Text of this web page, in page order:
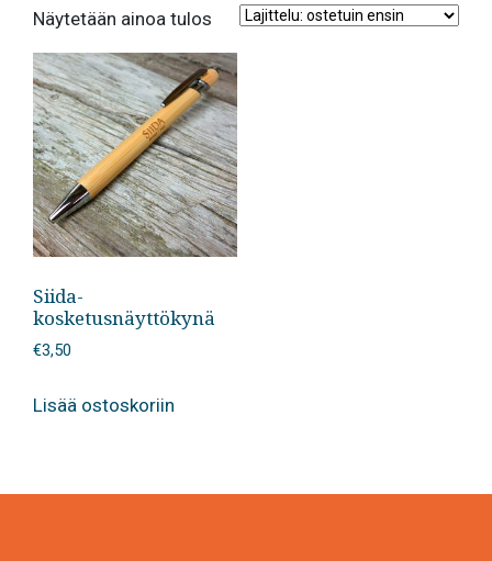
Näytetään ainoa tulos
Siida-
kosketusnäyttökynä
€3,50
Lisää ostoskoriin